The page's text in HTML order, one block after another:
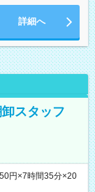
詳細へ
スタッフ
円×7時間35分×20